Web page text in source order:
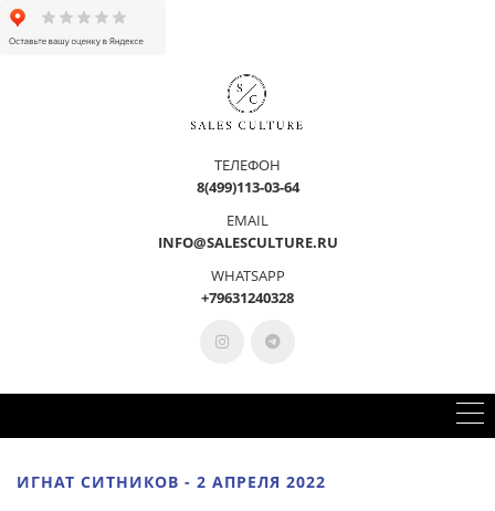
ТЕЛЕФОН
8(499)113-03-64
EMAIL
INFO@SALESCULTURE.RU
WHATSAPP
+79631240328
ИГНАТ СИТНИКОВ - 2 АПРЕЛЯ 2022